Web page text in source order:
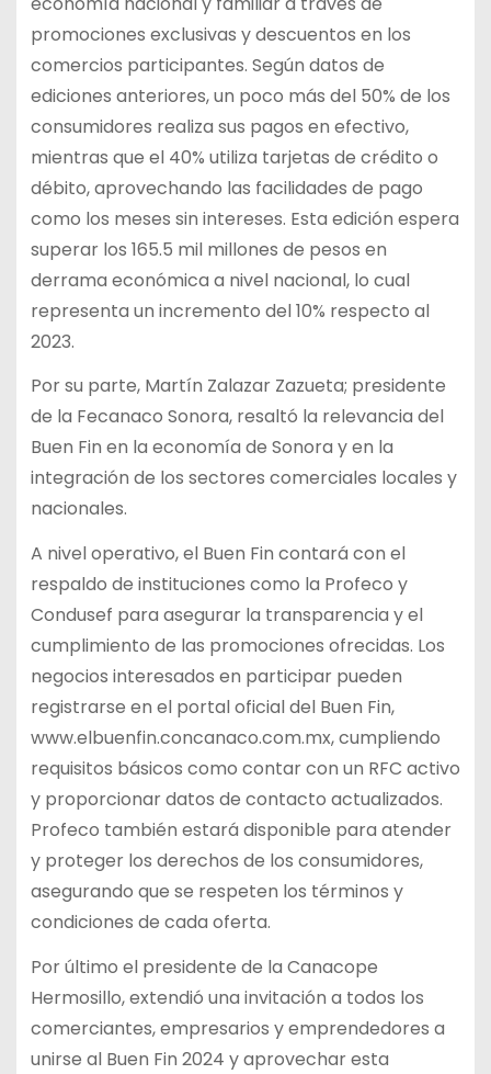
promociones exclusivas y descuentos en los
comercios participantes. Según datos de
ediciones anteriores, un poco más del 50% de los
consumidores realiza sus pagos en efectivo,
mientras que el 40% utiliza tarjetas de crédito o
débito, aprovechando las facilidades de pago
como los meses sin intereses. Esta edición espera
superar los 165.5 mil millones de pesos en
derrama económica a nivel nacional, lo cual
representa un incremento del 10% respecto al
2023.
Por su parte, Martín Zalazar Zazueta; presidente
de la Fecanaco Sonora, resaltó la relevancia del
Buen Fin en la economía de Sonora y en la
integración de los sectores comerciales locales y
nacionales.
A nivel operativo, el Buen Fin contará con el
respaldo de instituciones como la Profeco y
Condusef para asegurar la transparencia y el
cumplimiento de las promociones ofrecidas. Los
negocios interesados en participar pueden
registrarse en el portal oficial del Buen Fin,
www.elbuenfin.concanaco.com.mx, cumpliendo
requisitos básicos como contar con un RFC activo
y proporcionar datos de contacto actualizados.
Profeco también estará disponible para atender
y proteger los derechos de los consumidores,
asegurando que se respeten los términos y
condiciones de cada oferta.
Por último el presidente de la Canacope
Hermosillo, extendió una invitación a todos los
comerciantes, empresarios y emprendedores a
unirse al Buen Fin 2024 y aprovechar esta